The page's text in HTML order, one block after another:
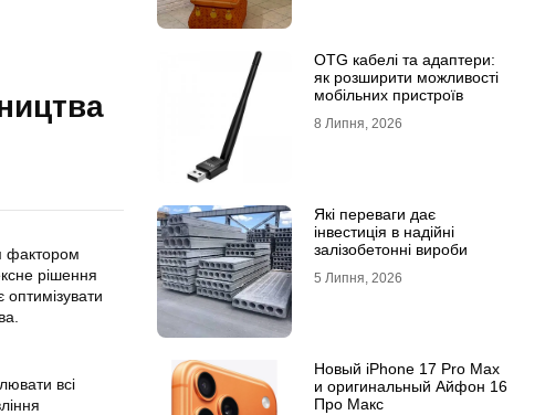
фактором
рішення
всі
OTG кабелі та адаптери:
як розширити можливості
мобільних пристроїв
8 Липня, 2026
Які переваги дає
інвестиція в надійні
залізобетонні вироби
5 Липня, 2026
Новый iPhone 17 Pro Max
и оригинальный Айфон 16
Про Макс